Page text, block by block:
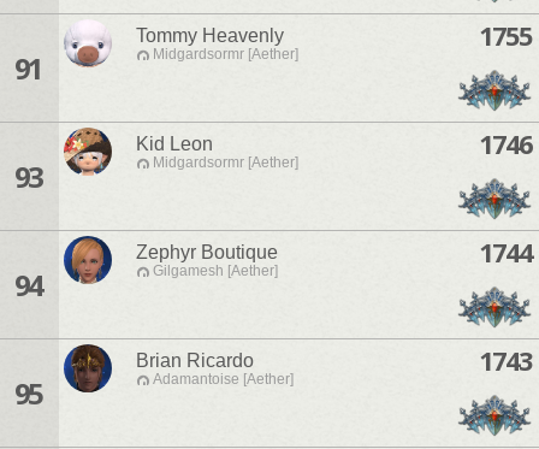
91
Tommy Heavenly
Midgardsormr [Aether]
1755
93
Kid Leon
Midgardsormr [Aether]
1746
94
Zephyr Boutique
Gilgamesh [Aether]
1744
95
Brian Ricardo
Adamantoise [Aether]
1743